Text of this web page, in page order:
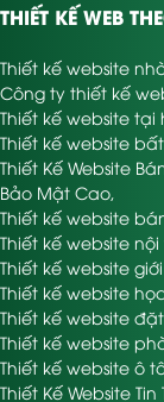
THIẾT KẾ WEB
Thiết kế website
Công ty thiết kế
Thiết kế website tại
Thiết kế website
Thiết Kế Website
Bảo Mật Cao
Thiết kế website
Thiết kế website
Thiết kế website
Thiết kế website
Thiết kế website
Thiết kế website
Thiết kế website ô
Thiết Kế Website